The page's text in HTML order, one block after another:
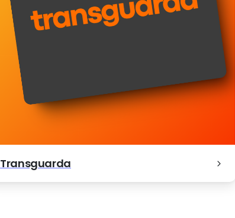
Transguarda
Mariana